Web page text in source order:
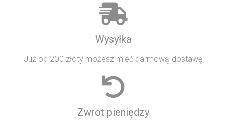
Wysyłka
Już od 200 złoty możesz mieć darmową dostawę
Zwrot pieniędzy